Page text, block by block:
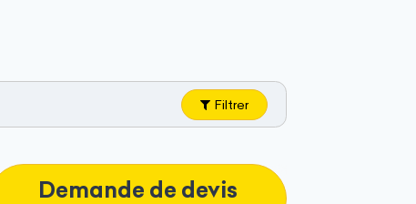
Filtrer
Demande de devis